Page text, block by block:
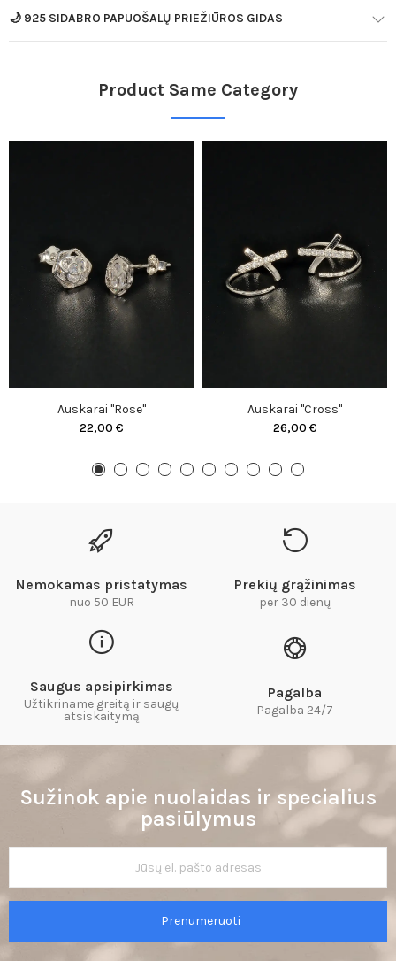
🌙 925 SIDABRO PAPUOŠALŲ PRIEŽIŪROS GIDAS
Product Same Category
Auskarai "Rose"
22,00 €
Auskarai "Cross"
26,00 €
Nemokamas pristatymas
nuo 50 EUR
Prekių grąžinimas
per 30 dienų
Saugus apsipirkimas
Užtikriname greitą ir saugų
atsiskaitymą​
Pagalba
Pagalba 24/7
Sužinok apie nuolaidas ir specialius
pasiūlymus
Prenumeruoti